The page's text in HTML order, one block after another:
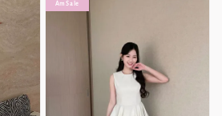
Am Sale